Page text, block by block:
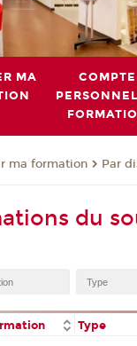
MA
COMPTE
ma formation Par
du
Type